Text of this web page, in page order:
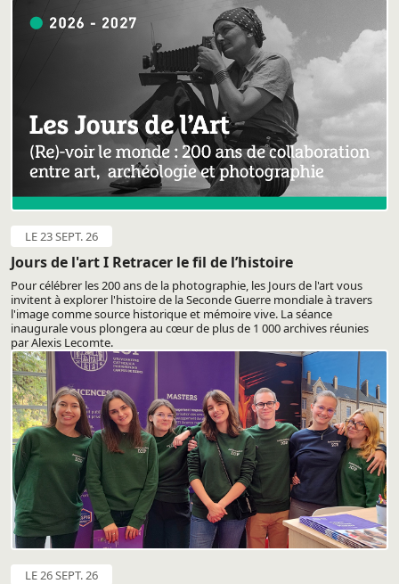
LE 23 SEPT. 26
Jours de l'art I Retracer le fil de l’histoire
Pour célébrer les 200 ans de la photographie, les Jours de l'art vous
invitent à explorer l'histoire de la Seconde Guerre mondiale à travers
l'image comme source historique et mémoire vive. La séance
inaugurale vous plongera au cœur de plus de 1 000 archives réunies
par Alexis Lecomte.
LE 26 SEPT. 26